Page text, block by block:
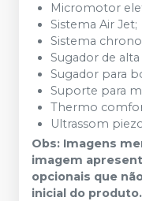
Micromotor
Sistema Air Jet;
Sistema
Sugador de
Sugador para
Suporte para
Thermo
Ultrassom
Obs: Imagens
imagem
opcionais que
inicial do